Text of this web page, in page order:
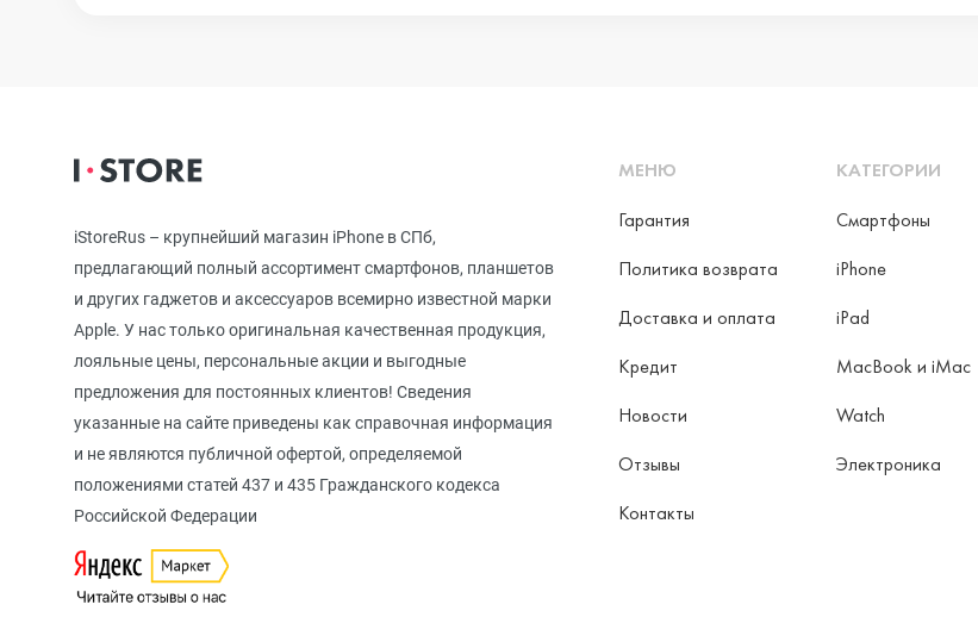
iPhone 11 Pro Max
iPhone 11 Pro
iPhone 11
iStoreRus – крупнейший магазин iPhone в СПб,
предлагающий полный ассортимент смартфонов, планшетов
и других гаджетов и аксессуаров всемирно известной марки
Apple. У нас только оригинальная качественная продукция,
лояльные цены, персональные акции и выгодные
предложения для постоянных клиентов! Сведения
указанные на сайте приведены как справочная информация
и не являются публичной офертой, определяемой
положениями статей 437 и 435 Гражданского кодекса
Российской Федерации
МЕНЮ
Гарантия
Политика возврата
Доставка и оплата
Кредит
Новости
Отзывы
Контакты
КАТЕГОРИИ
Смартфоны
iPhone
iPad
MacBook и iMac
Watch
Электроника